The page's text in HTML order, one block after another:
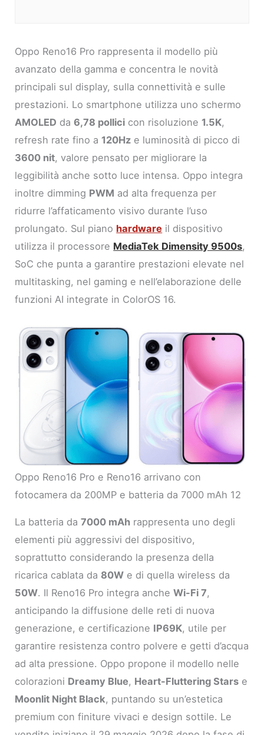
Oppo Reno16 Pro rappresenta il modello più
avanzato della gamma e concentra le novità
principali sul display, sulla connettività e sulle
prestazioni. Lo smartphone utilizza uno schermo
AMOLED da6,78 pollici con risoluzione 1.5K,
refresh rate fino a 120Hz e luminosità di picco di
3600 nit, valore pensato per migliorare la
leggibilità anche sotto luce intensa. Oppo integra
inoltre dimming PWM ad alta frequenza per
ridurre l’affaticamento visivo durante l’uso
prolungato. Sul piano hardware il dispositivo
utilizza il processore MediaTek Dimensity 9500s,
SoC che punta a garantire prestazioni elevate nel
multitasking, nel gaming e nell’elaborazione delle
funzioni AI integrate in ColorOS 16.
Oppo Reno16 Pro e Reno16 arrivano con
fotocamera da 200MP e batteria da 7000 mAh 12
La batteria da7000 mAh rappresenta uno degli
elementi più aggressivi del dispositivo,
soprattutto considerando la presenza della
ricarica cablata da 80W e di quella wireless da
50W. Il Reno16 Pro integra ancheWi-Fi 7,
anticipando la diffusione delle reti di nuova
generazione, e certificazione IP69K, utile per
garantire resistenza contro polvere e getti d’acqua
ad alta pressione. Oppo propone il modello nelle
colorazioni Dreamy Blue, Heart-Fluttering Stars e
Moonlit Night Black, puntando su un’estetica
premium con finiture vivaci e design sottile. Le